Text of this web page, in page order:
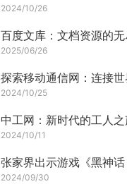
2024/10/26
2025/06/26
2024/10/25
中工网：新时代的工人
2024/10/11
2024/09/30